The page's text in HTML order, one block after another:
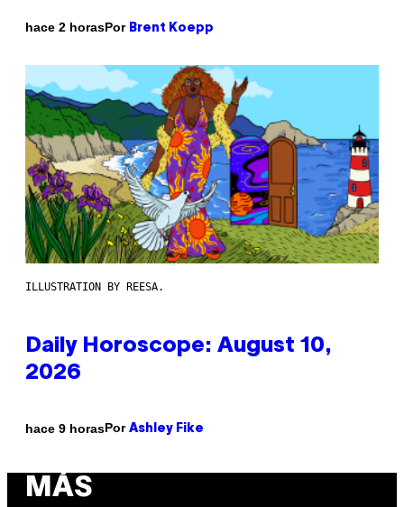
hace 2 horasPor Brent Koepp
ILLUSTRATION BY REESA.
Daily Horoscope: August 10,
2026
hace 9 horasPor Ashley Fike
MÁS